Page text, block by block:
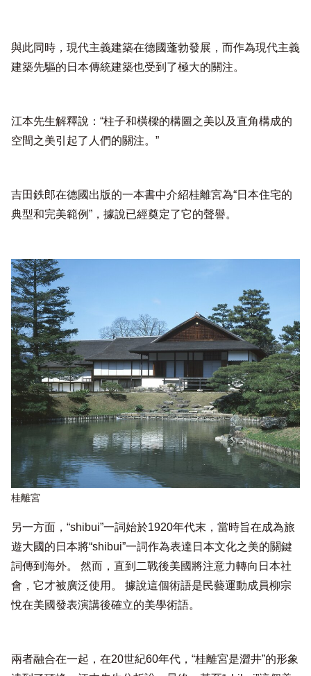
與此同時，現代主義建築在德國蓬勃發展，而作為現代主義
建築先驅的日本傳統建築也受到了極大的關注。
江本先生解釋說：“柱子和橫樑的構圖之美以及直角構成的
空間之美引起了人們的關注。”
吉田鉄郎在德國出版的一本書中介紹桂離宮為“日本住宅的
典型和完美範例”，據說已經奠定了它的聲譽。
桂離宮
另一方面，“shibui”一詞始於1920年代末，當時旨在成為旅
遊大國的日本將“shibui”一詞作為表達日本文化之美的關鍵
詞傳到海外。 然而，直到二戰後美國將注意力轉向日本社
會，它才被廣泛使用。 據說這個術語是民藝運動成員柳宗
悅在美國發表演講後確立的美學術語。
兩者融合在一起，在20世紀60年代，“桂離宮是澀井”的形象